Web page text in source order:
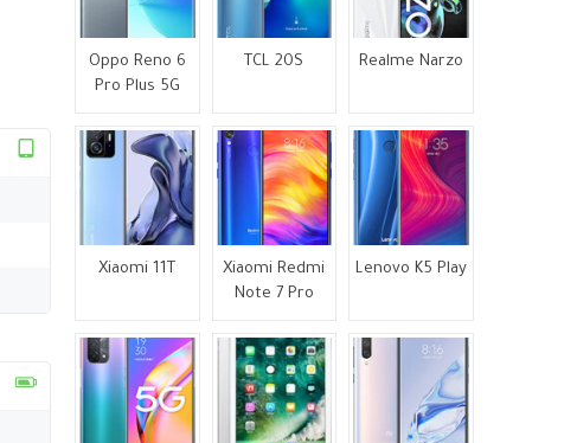
Oppo Reno 6
Pro Plus 5G
TCL 20S Realme Narzo
Xiaomi 11T
Xiaomi Redmi
Note 7 Pro
Lenovo K5 Play